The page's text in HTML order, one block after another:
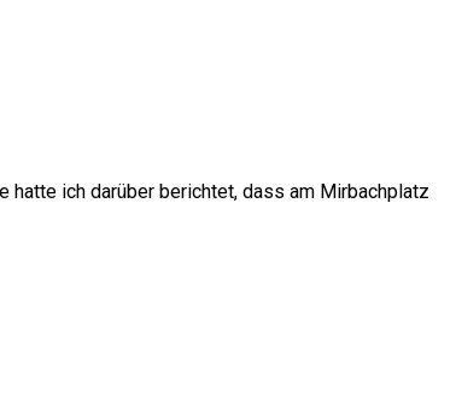
hatte ich darüber berichtet, dass am Mirbachplatz